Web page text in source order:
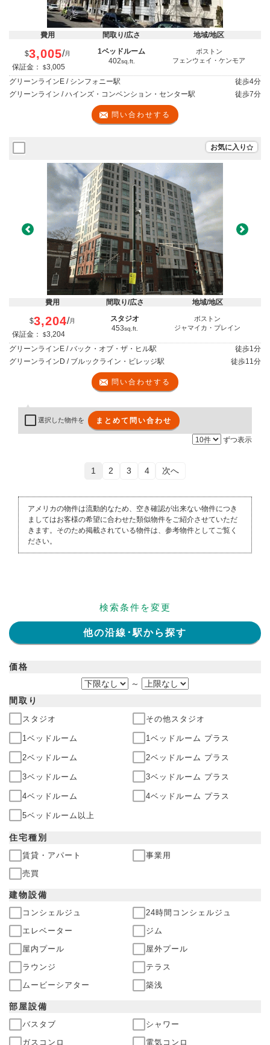
費用 間取り/広さ 地域/地区
$3,005/月
保証金： $3,005
1ベッドルーム
402sq.ft.
ボストン
フェンウェイ・ケンモア
グリーンラインE / シンフォニー駅 徒歩4分
グリーンライン / ハインズ・コンベンション・センター駅
徒歩7分
問い合わせする
お気に入り
Previous Next
費用 間取り/広さ 地域/地区
$3,204/月
保証金： $3,204
スタジオ
453sq.ft.
ボストン
ジャマイカ・プレイン
グリーンラインE / バック・オブ・ザ・ヒル駅 徒歩1分
グリーンラインD / ブルックライン・ビレッジ駅
徒歩11分
問い合わせする
選択した物件を まとめて問い合わせ
ずつ表示
1 2 3 4 次へ
アメリカの物件は流動的なため、空き確認が出来ない物件につき
ましてはお客様の希望に合わせた類似物件をご紹介させていただ
きます。そのため掲載されている物件は、参考物件としてご覧く
ださい。
検索条件を変更
他の沿線･駅から探す
価格
～
間取り
スタジオ その他スタジオ
1ベッドルーム 1ベッドルーム プラス
2ベッドルーム 2ベッドルーム プラス
3ベッドルーム 3ベッドルーム プラス
4ベッドルーム 4ベッドルーム プラス
5ベッドルーム以上
住宅種別
賃貸・アパート
事業用
売買
建物設備
コンシェルジュ
24時間コンシェルジュ
エレベーター
ジム
屋内プール
屋外プール
ラウンジ
テラス
ムービーシアター
築浅
部屋設備
バスタブ
シャワー
ガスコンロ
電気コンロ